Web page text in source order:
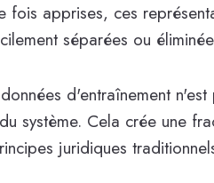
fois apprises, ces
séparées ou
d'entraînement
système. Cela crée une
juridiques